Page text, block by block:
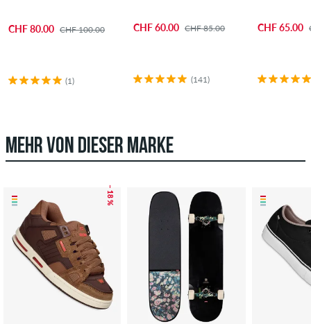
CHF 80.00 CHF 100.00
(1)
CHF 60.00 CHF 85.00
(141)
CHF 65.00
MEHR VON DIESER MARKE
– 18 %